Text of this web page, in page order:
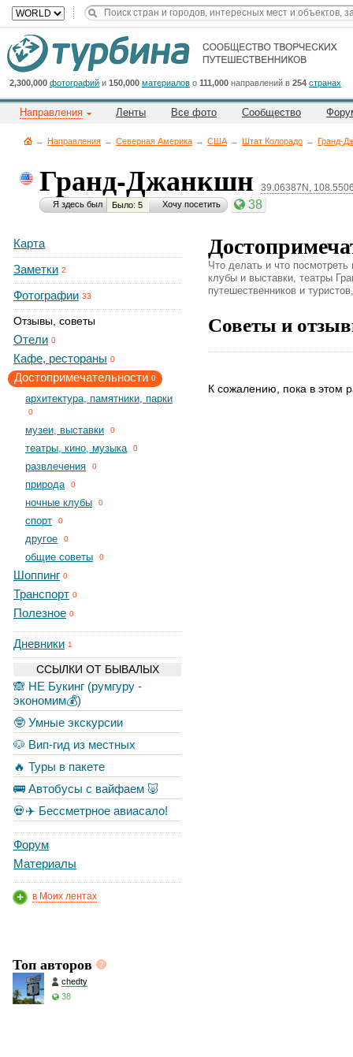
2,300,000 фотографий и 150,000 материалов о 111,000 направлений в 254 странах
Направления Ленты Все фото Сообщество
→ Направления → Северная Америка → CША → Штат Колорадо → Гранд-
Гранд-Джанкшн 39.06387N,
Я здесь был Было: 5 Хочу посетить 38
Карта
Заметки 2
Фотографии 33
Отзывы, советы
Отели 0
Кафе, рестораны 0
Достопримечательности 0
архитектура, памятники, парки
0
музеи, выставки 0
театры, кино, музыка 0
развлечения 0
природа 0
ночные клубы 0
спорт 0
другое 0
общие советы 0
Шоппинг 0
Транспорт 0
Полезное 0
Дневники 1
ССЫЛКИ ОТ БЫВАЛЫХ
🙈 НЕ Букинг (румгуру -
экономим💰)
🤓 Умные экскурсии
🐶 Вип-гид из местных
🔥 Туры в пакете
🚌 Автобусы с вайфаем 🐷
💀✈️ Бессметрное авиасало!
Форум
Материалы
в Моих лентах
Топ авторов
chedty
38
Что делать и что
клубы и выставки, театры
путешественников и
Советы и
К сожалению, пока в этом
Cейчас
на
сайте:
Title
Button